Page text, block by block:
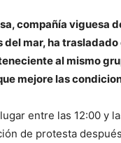
compañía viguesa
mar, ha
al mismo
mejore las
entre las 12:00 y
de protesta